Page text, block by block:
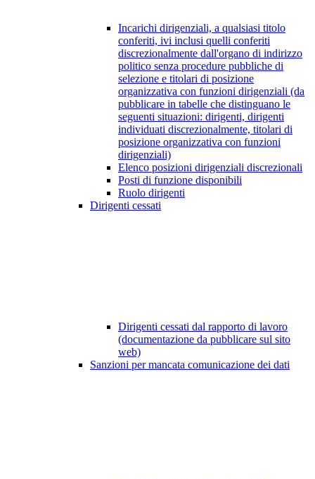
Incarichi dirigenziali, a qualsiasi titolo
conferiti, ivi inclusi quelli conferiti
discrezionalmente dall'organo di indirizzo
politico senza procedure pubbliche di
selezione e titolari di posizione
organizzativa con funzioni dirigenziali (da
pubblicare in tabelle che distinguano le
seguenti situazioni: dirigenti, dirigenti
individuati discrezionalmente, titolari di
posizione organizzativa con funzioni
dirigenziali)
Elenco posizioni dirigenziali discrezionali
Posti di funzione disponibili
Ruolo dirigenti
Dirigenti cessati
Dirigenti cessati dal rapporto di lavoro
(documentazione da pubblicare sul sito
web)
Sanzioni per mancata comunicazione dei dati